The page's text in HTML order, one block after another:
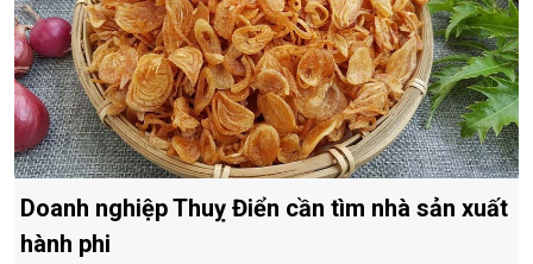
Doanh nghiệp Thuỵ Điển cần tìm nhà sản xuất
hành phi